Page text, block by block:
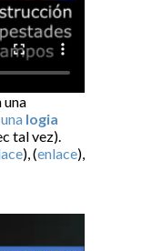
una
logia
tal vez).
), (enlace),